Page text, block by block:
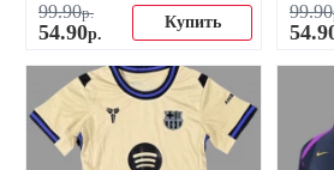
99.90р.
54.90р.
Купить
99.90
54.